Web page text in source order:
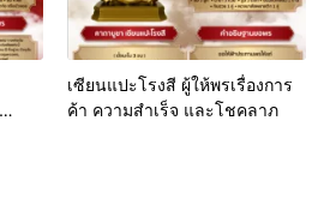
เซียนแปะโรงสี ผู้ให้พรเรื่องการ
ค้า ความสำเร็จ และโชคลาภ